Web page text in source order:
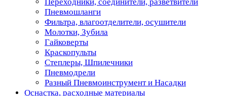
Пневмошланги
Фильтра, влагоотделители, осушители
Молотки, Зубила
Гайковерты
Краскопульты
Степлеры, Шпилечники
Пневмодрели
Разный Пневмоинструмент и Насадки
Оснастка, расходные материалы